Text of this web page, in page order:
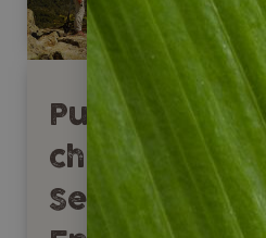
Pucon in der
chilenischen
Seenregion: